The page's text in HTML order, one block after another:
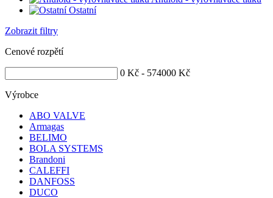
Ostatní
Zobrazit filtry
Cenové rozpětí
0 Kč - 574000 Kč
Výrobce
ABO VALVE
Armagas
BELIMO
BOLA SYSTEMS
Brandoni
CALEFFI
DANFOSS
DUCO